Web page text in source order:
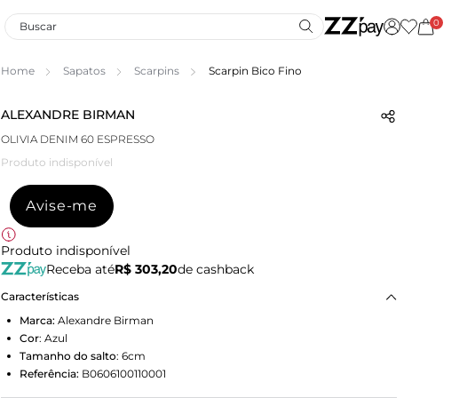
0
Home Sapatos Scarpins Scarpin Bico Fino
ALEXANDRE BIRMAN
OLIVIA DENIM 60 ESPRESSO
Produto indisponível
Avise-me
Produto indisponível
Receba atéR$ 303,20de cashback
Características
Marca: Alexandre Birman
Cor: Azul
Tamanho do salto: 6cm
Referência: B0606100110001